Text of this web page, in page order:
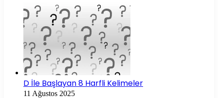
D İle Başlayan 8 Harfli Kelimeler
11 Ağustos 2025